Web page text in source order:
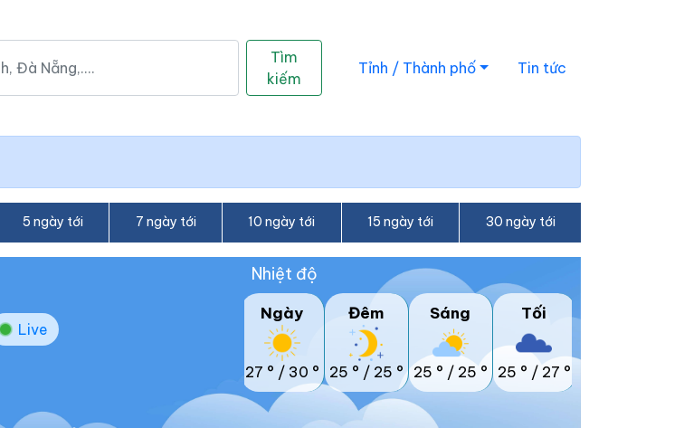
Tìm
kiếm
Tỉnh / Thành phố Tin tức
5 ngày tới 7 ngày tới 10 ngày tới 15 ngày tới 30 ngày tới
Live
Nhiệt độ
Ngày
27 ° / 30 °
Đêm
25 ° / 25 °
Sáng
25 ° / 25 °
Tối
25 ° / 27 °